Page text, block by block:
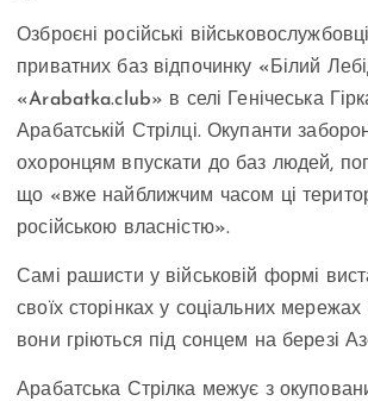
Озброєні російські
приватних баз відпочинку «Білий
«Arabatka.club» в селі Генічеська
Арабатській Стрілці. Окупанти
охоронцям впускати до баз людей,
що «вже найближчим часом ці
російською власністю».
Самі рашисти у військовій формі
своїх сторінках у соціальних
вони гріються під сонцем на березі
Арабатська Стрілка межує з